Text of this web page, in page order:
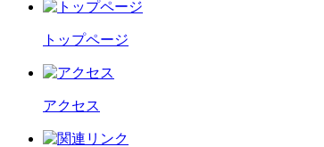
トップページ
アクセス